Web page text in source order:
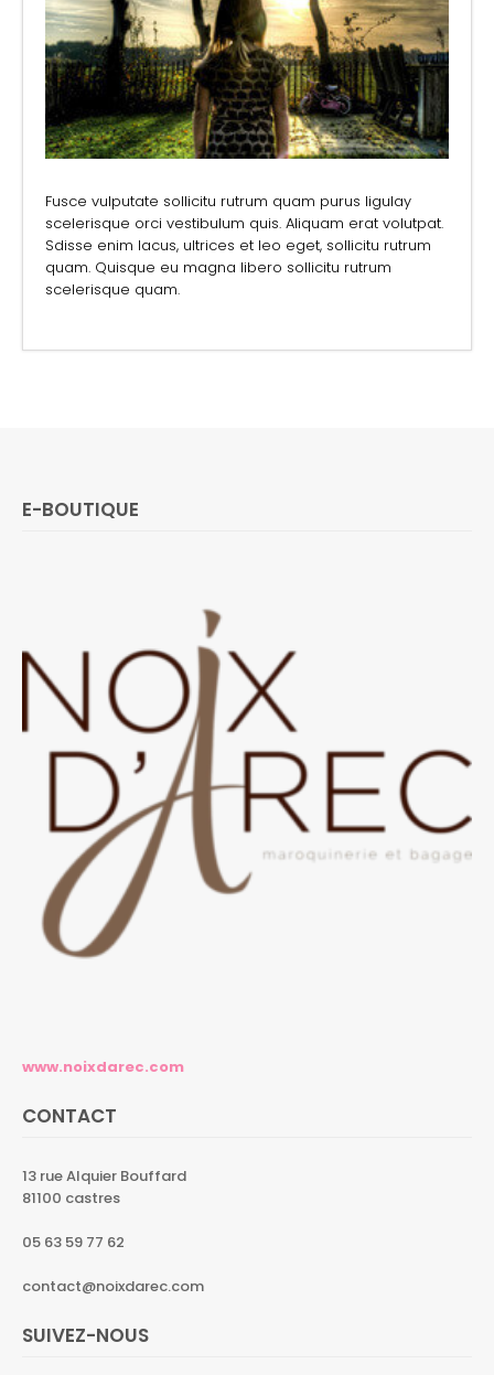
Fusce vulputate sollicitu rutrum quam purus ligulay
scelerisque orci vestibulum quis. Aliquam erat volutpat.
Sdisse enim lacus, ultrices et leo eget, sollicitu rutrum
quam. Quisque eu magna libero sollicitu rutrum
scelerisque quam.
E-BOUTIQUE
www.noixdarec.com
CONTACT
13 rue Alquier Bouffard
81100 castres
05 63 59 77 62
contact@noixdarec.com
SUIVEZ-NOUS